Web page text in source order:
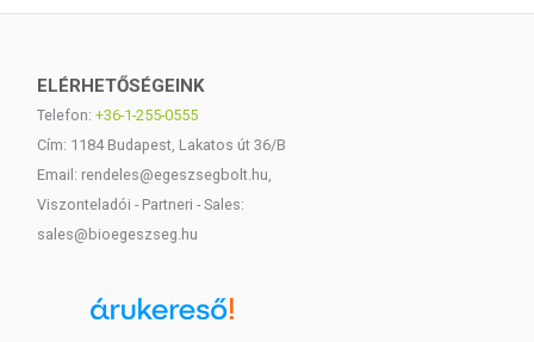
ELÉRHETŐSÉGEINK
Telefon: +36-1-255-0555
Cím: 1184 Budapest, Lakatos út 36/B
Email: rendeles@egeszsegbolt.hu,
Viszonteladói - Partneri - Sales:
sales@bioegeszseg.hu